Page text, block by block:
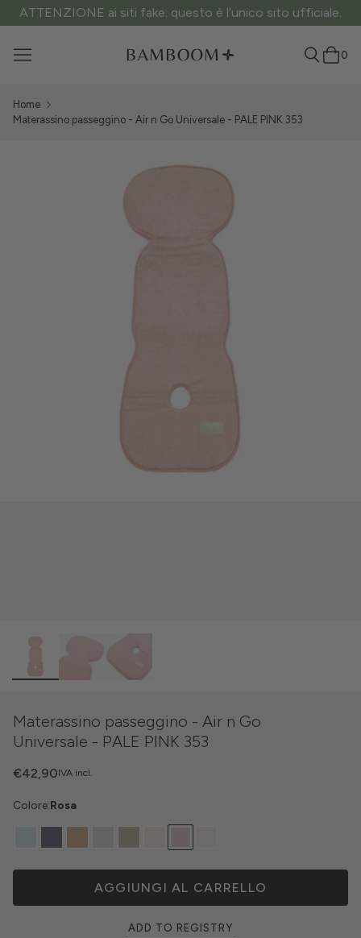
ATTENZIONE ai siti fake: questo è l’unico sito ufficiale.
0
Home
Materassino passeggino - Air n Go Universale - PALE PINK 353
Materassino passeggino - Air n Go
Universale - PALE PINK 353
IVA incl.
€42,90
Colore:Rosa
AGGIUNGI AL CARRELLO
ADD TO REGISTRY